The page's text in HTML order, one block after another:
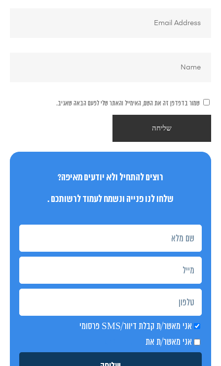
שמור בדפדפן זה את השם, האימייל והאתר שלי לפעם הבאה שאגיב.
רוצים להתחיל ולא יודעים מאיפה?
שלחו לנו פנייה ונשמח לעמוד לרשותכם .
אני מאשר/ת קבלת דיוור/SMS פרסומי
אני מאשר/ת את